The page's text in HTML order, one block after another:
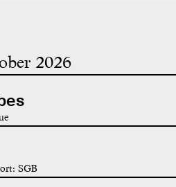
2026
SGB